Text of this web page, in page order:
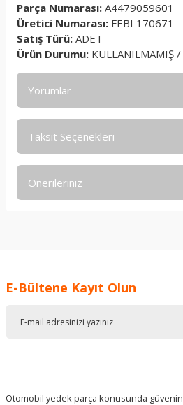
Parça Numarası: A4479059601
Üretici Numarası: FEBI 170671
Satış Türü: ADET
Ürün Durumu: KULLANILMAMIŞ /
Yorumlar
Taksit Seçenekleri
Önerileriniz
Ürün resmi kalitesiz, bozuk veya
E-Bültene Kayıt Olun
Otomobil yedek parça konusunda güvenin